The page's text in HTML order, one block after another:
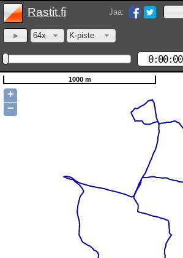
Rastit.fi Jaa:
64x K-piste
0:00:00
1000 m
+
−